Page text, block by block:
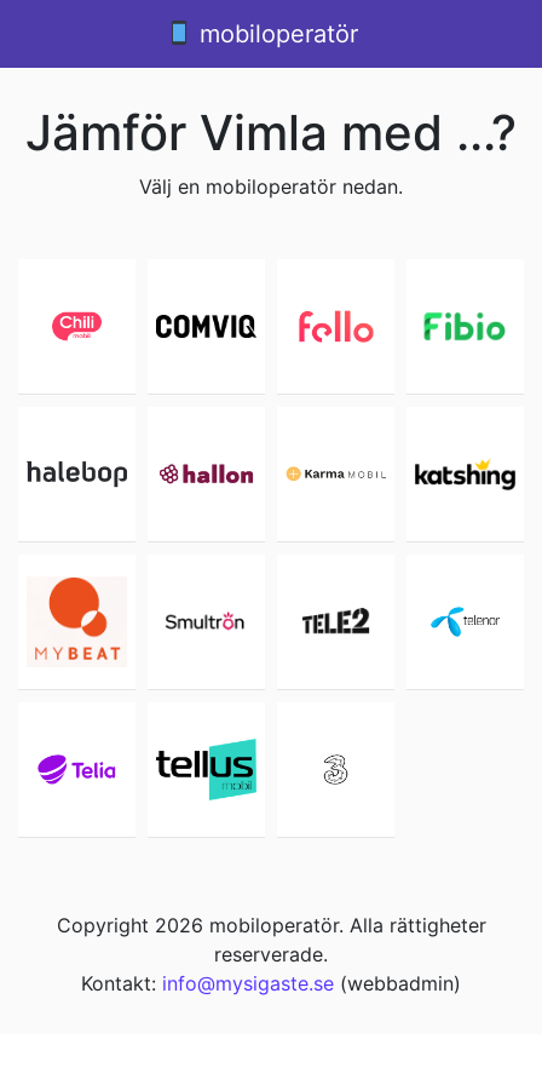
Huvudnavigering
mobiloperatör
Jämför Vimla med ...?
Välj en mobiloperatör nedan.
Copyright 2026 mobiloperatör. Alla rättigheter
reserverade.
Kontakt: info@mysigaste.se (webbadmin)